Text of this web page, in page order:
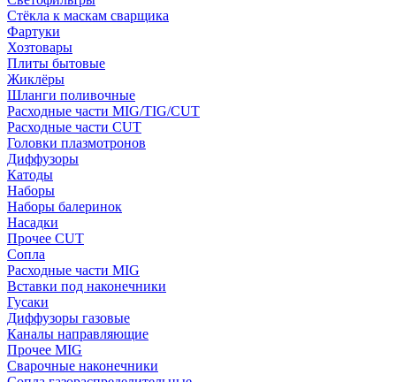
Стёкла к маскам сварщика
Фартуки
Хозтовары
Плиты бытовые
Жиклёры
Шланги поливочные
Расходные части MIG/TIG/CUT
Расходные части CUT
Головки плазмотронов
Диффузоры
Катоды
Наборы
Наборы балеринок
Насадки
Прочее CUT
Сопла
Расходные части MIG
Вставки под наконечники
Гусаки
Диффузоры газовые
Каналы направляющие
Прочее MIG
Сварочные наконечники